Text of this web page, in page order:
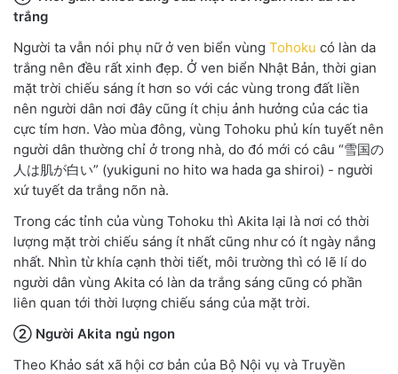
trắng
Người ta vẫn nói phụ nữ ở ven biển vùng Tohoku có làn da
trắng nên đều rất xinh đẹp. Ở ven biển Nhật Bản, thời gian
mặt trời chiếu sáng ít hơn so với các vùng trong đất liền
nên người dân nơi đây cũng ít chịu ảnh hưởng của các tia
cực tím hơn. Vào mùa đông, vùng Tohoku phủ kín tuyết nên
người dân thường chỉ ở trong nhà, do đó mới có câu “雪国の
人は肌が白い” (yukiguni no hito wa hada ga shiroi) - người
xứ tuyết da trắng nõn nà.
Trong các tỉnh của vùng Tohoku thì Akita lại là nơi có thời
lượng mặt trời chiếu sáng ít nhất cũng như có ít ngày nắng
nhất. Nhìn từ khía cạnh thời tiết, môi trường thì có lẽ lí do
người dân vùng Akita có làn da trắng sáng cũng có phần
liên quan tới thời lượng chiếu sáng của mặt trời.
② Người Akita ngủ ngon
Theo Khảo sát xã hội cơ bản của Bộ Nội vụ và Truyền